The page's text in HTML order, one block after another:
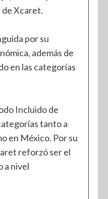
Xcaret.
por su
además de
en las categorías
Incluido de
tanto a
en México. Por su
reforzó ser el
a nivel